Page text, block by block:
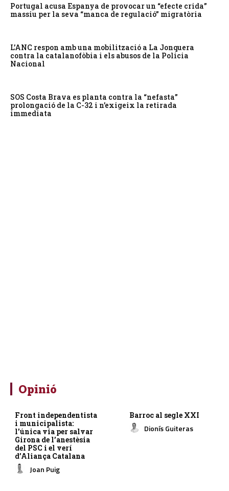
Portugal acusa Espanya de provocar un “efecte crida”
massiu per la seva “manca de regulació” migratòria
L’ANC respon amb una mobilització a La Jonquera
contra la catalanofòbia i els abusos de la Policia
Nacional
SOS Costa Brava es planta contra la “nefasta”
prolongació de la C-32 i n’exigeix la retirada
immediata
Opinió
Front independentista
i municipalista:
l’única via per salvar
Girona de l’anestèsia
del PSC i el verí
d’Aliança Catalana
Joan Puig
Barroc al segle XXI
Dionís Guiteras